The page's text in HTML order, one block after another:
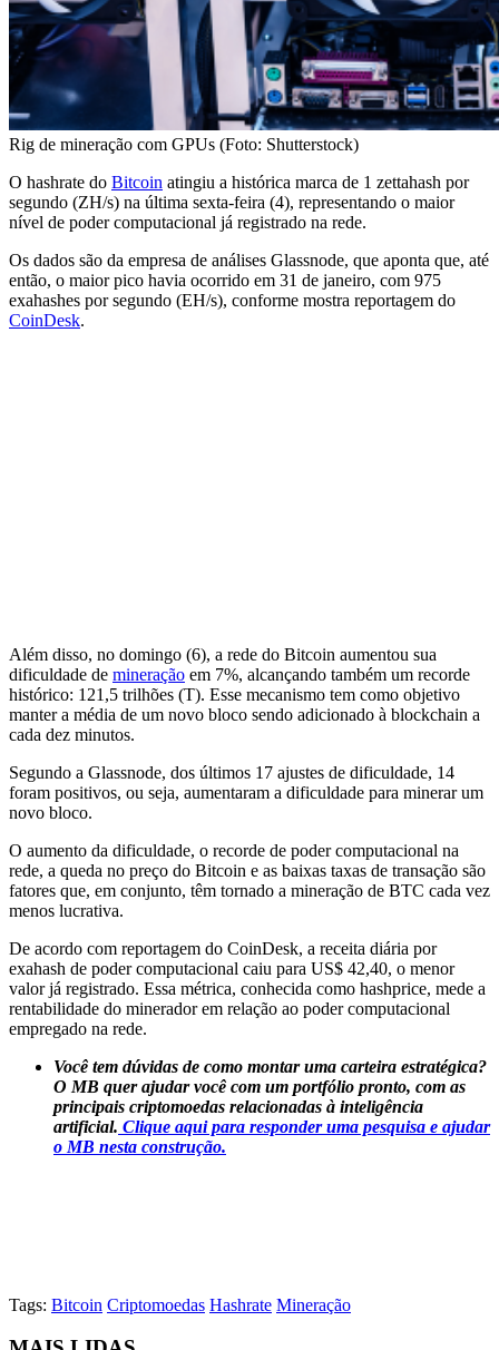
Rig de mineração com GPUs (Foto: Shutterstock)
O hashrate do Bitcoin atingiu a histórica marca de 1 zettahash por
segundo (ZH/s) na última sexta-feira (4), representando o maior
nível de poder computacional já registrado na rede.
Os dados são da empresa de análises Glassnode, que aponta que, até
então, o maior pico havia ocorrido em 31 de janeiro, com 975
exahashes por segundo (EH/s), conforme mostra reportagem do
CoinDesk.
Além disso, no domingo (6), a rede do Bitcoin aumentou sua
dificuldade de mineração em 7%, alcançando também um recorde
histórico: 121,5 trilhões (T). Esse mecanismo tem como objetivo
manter a média de um novo bloco sendo adicionado à blockchain a
cada dez minutos.
Segundo a Glassnode, dos últimos 17 ajustes de dificuldade, 14
foram positivos, ou seja, aumentaram a dificuldade para minerar um
novo bloco.
O aumento da dificuldade, o recorde de poder computacional na
rede, a queda no preço do Bitcoin e as baixas taxas de transação são
fatores que, em conjunto, têm tornado a mineração de BTC cada vez
menos lucrativa.
De acordo com reportagem do CoinDesk, a receita diária por
exahash de poder computacional caiu para US$ 42,40, o menor
valor já registrado. Essa métrica, conhecida como hashprice, mede a
rentabilidade do minerador em relação ao poder computacional
empregado na rede.
Você tem dúvidas de como montar uma carteira estratégica?
O MB quer ajudar você com um portfólio pronto, com as
principais criptomoedas relacionadas à inteligência
artificial. Clique aqui para responder uma pesquisa e ajudar
o MB nesta construção.
Tags: Bitcoin Criptomoedas Hashrate Mineração